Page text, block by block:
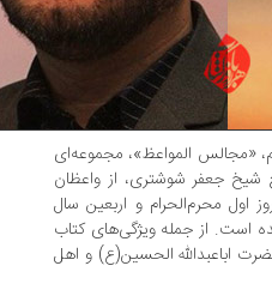
المواعظ»، مجموعه‌ای
شوشتری، از واعظان
است که در 13 روز اول محرم‌الحرام و اربعین سال
از جمله ویژگی‌های کتاب
الحسین(ع) و اهل